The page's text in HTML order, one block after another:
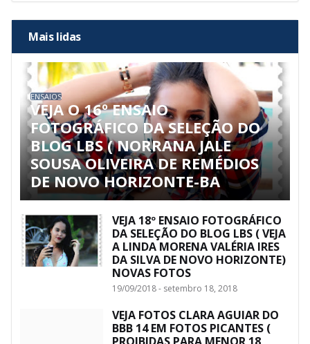
Mais lidas
ENSAIOS
VEJA O 16º ENSAIO
FOTOGRÁFICO DA SELEÇÃO DO
BLOG LBS ( NORRANA JALE
SOUSA OLIVEIRA DE REMÉDIOS
DE NOVO HORIZONTE-BA
VEJA 18º ENSAIO FOTOGRÁFICO
DA SELEÇÃO DO BLOG LBS ( VEJA
A LINDA MORENA VALÉRIA IRES
DA SILVA DE NOVO HORIZONTE)
NOVAS FOTOS
19/09/2018 - setembro 18, 2018
VEJA FOTOS CLARA AGUIAR DO
BBB 14 EM FOTOS PICANTES (